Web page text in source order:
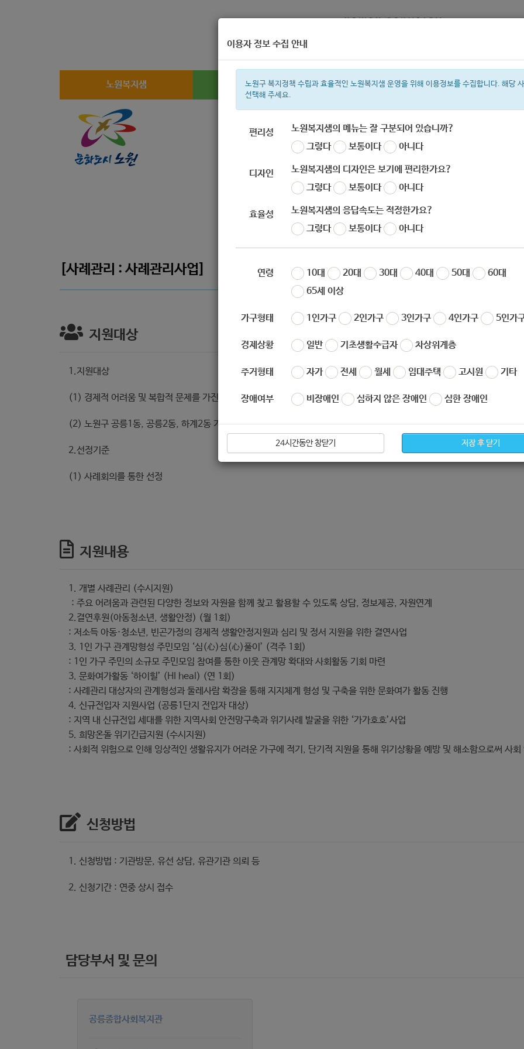
노원복지샘 복지정보 복지서비스 신청 복지
복지관 지원금 이용시설 ìº 성민복지관
이용자 정보 수집 안내
노원구 복지정책 수립과 효율적인 노원복지샘 운영을 위해 이용정보를 수집합니다. 해당
선택해 주세요.
편리성
노원복지샘의 메뉴는 잘 구분되어 있습니까?
그렇다
보통이다 아니다
디자인
노원복지샘의 디자인은 보기에 편리한가요?
그렇다
보통이다 아니다
효율성
노원복지샘의 응답속도는 적정한가요?
그렇다
보통이다 아니다
연령 10대 20대 30대 40대 50대
60대
65세 이상
가구형태 1인가구 2인가구 3인가구 4인가구 5인가
경제상황 일반 기초생활수급자 차상위계층
주거형태 자가 전세 월세 임대주택 고시원 기타
장애여부 비장애인 심하지 않은 장애인 심한 장애인
24시간동안 창닫기 저장 후 닫기
[사례관리 : 사례관리사업]
지원대상
1.지원대상
(1) 경제적 어려움 및 복합적 문제를 가진 자
(2) 노원구 공릉1동, 공릉2동, 하계2동 거주자
2.선정기준
(1) 사례회의를 통한 선정
지원내용
1. 개별 사례관리 (수시지원)
: 주요 어려움과 관련된 다양한 정보와 자원을 함께 찾고 활용할 수 있도록 상담, 정보제공, 자원연계
2.결연후원(아동청소년, 생활안정) (월 1회)
: 저소득 아동·청소년, 빈곤가정의 경제적 생활안정지원과 심리 및 정서 지원을 위한 결연사업
3. 1인 가구 관계망형성 주민모임 ‘심(心)심(心)풀이’ (격주 1회)
: 1인 가구 주민의 소규모 주민모임 참여를 통한 이웃 관계망 확대와 사회활동 기회 마련
3. 문화여가활동 ‘하이힐’ (HI heal) (연 1회)
: 사례관리 대상자의 관계형성과 둘레사람 확장을 통해 지지체계 형성 및 구축을 위한 문화여가 활동 진행
4. 신규전입자 지원사업 (공릉1단지 전입자 대상)
: 지역 내 신규전입 세대를 위한 지역사회 안전망구축과 위기사례 발굴을 위한 ‘가가호호’사업
5. 희망온돌 위기긴급지원 (수시지원)
: 사회적 위험으로 인해 잉상적인 생활유지가 어려운 가구에 적기, 단기적 지원을 통해 위기상황을 예방 및 해소함으로써 사회
신청방법
1. 신청방법 : 기관방문, 유선 상담, 유관기관 의뢰 등
2. 신청기간 : 연중 상시 접수
담당부서 및 문의
공릉종합사회복지관